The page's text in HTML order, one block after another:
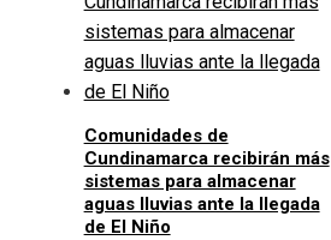
Comunidades de
Cundinamarca recibirán más
sistemas para almacenar
aguas lluvias ante la llegada
de El Niño